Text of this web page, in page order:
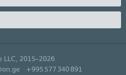
LLC, 2015–2026
+995 577 340 891